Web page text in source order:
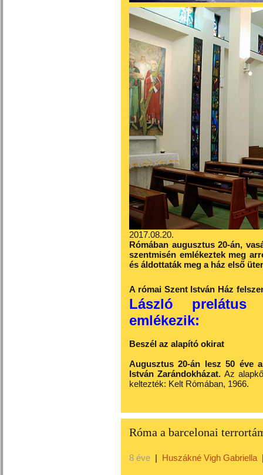
2017.08.20.
Rómában augusztus 20-án,
szentmisén emlékeztek meg
és áldottaták meg a ház első
A római Szent István Ház
László prelátus
emlékezik:
Beszél az alapító okirat
Augusztus 20-án lesz 50 éve
István Zarándokházat. Az
keltezték: Kelt Rómában, 1966.
Róma a barcelonai
8 éve | Huszákné Vigh Gabriella